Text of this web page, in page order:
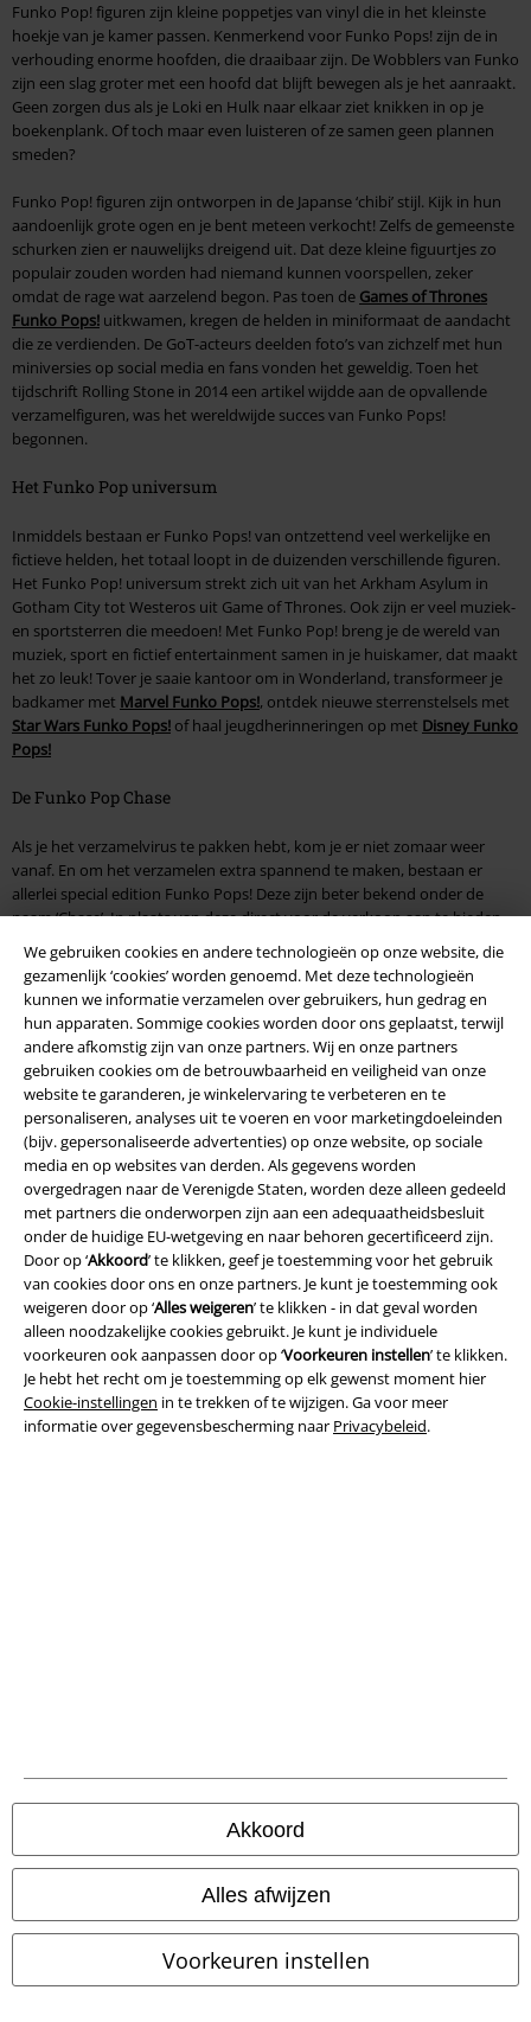
We gebruiken cookies en andere technologieën op onze website, die
gezamenlijk ‘cookies’ worden genoemd. Met deze technologieën
kunnen we informatie verzamelen over gebruikers, hun gedrag en
hun apparaten. Sommige cookies worden door ons geplaatst, terwijl
andere afkomstig zijn van onze partners. Wij en onze partners
gebruiken cookies om de betrouwbaarheid en veiligheid van onze
website te garanderen, je winkelervaring te verbeteren en te
personaliseren, analyses uit te voeren en voor marketingdoeleinden
(bijv. gepersonaliseerde advertenties) op onze website, op sociale
media en op websites van derden. Als gegevens worden
overgedragen naar de Verenigde Staten, worden deze alleen gedeeld
met partners die onderworpen zijn aan een adequaatheidsbesluit
onder de huidige EU-wetgeving en naar behoren gecertificeerd zijn.
Door op ‘Akkoord’ te klikken, geef je toestemming voor het gebruik
van cookies door ons en onze partners. Je kunt je toestemming ook
weigeren door op ‘Alles weigeren’ te klikken - in dat geval worden
alleen noodzakelijke cookies gebruikt. Je kunt je individuele
voorkeuren ook aanpassen door op ‘Voorkeuren instellen’ te klikken.
Je hebt het recht om je toestemming op elk gewenst moment hier
Cookie-instellingen in te trekken of te wijzigen. Ga voor meer
informatie over gegevensbescherming naar Privacybeleid.
Akkoord
Alles afwijzen
Voorkeuren instellen
Funko Pop! figuren zijn kleine poppetjes van vinyl die in het kleinste
hoekje van je kamer passen. Kenmerkend voor Funko Pops! zijn de in
verhouding enorme hoofden, die draaibaar zijn. De Wobblers van Funko
zijn een slag groter met een hoofd dat blijft bewegen als je het aanraakt.
Geen zorgen dus als je Loki en Hulk naar elkaar ziet knikken in op je
boekenplank. Of toch maar even luisteren of ze samen geen plannen
smeden?
Funko Pop! figuren zijn ontworpen in de Japanse ‘chibi’ stijl. Kijk in hun
aandoenlijk grote ogen en je bent meteen verkocht! Zelfs de gemeenste
schurken zien er nauwelijks dreigend uit. Dat deze kleine figuurtjes zo
populair zouden worden had niemand kunnen voorspellen, zeker
omdat de rage wat aarzelend begon. Pas toen de Games of Thrones
Funko Pops! uitkwamen, kregen de helden in miniformaat de aandacht
die ze verdienden. De GoT-acteurs deelden foto’s van zichzelf met hun
miniversies op social media en fans vonden het geweldig. Toen het
tijdschrift Rolling Stone in 2014 een artikel wijdde aan de opvallende
verzamelfiguren, was het wereldwijde succes van Funko Pops!
begonnen.
Het Funko Pop universum
Inmiddels bestaan er Funko Pops! van ontzettend veel werkelijke en
fictieve helden, het totaal loopt in de duizenden verschillende figuren.
Het Funko Pop! universum strekt zich uit van het Arkham Asylum in
Gotham City tot Westeros uit Game of Thrones. Ook zijn er veel muziek-
en sportsterren die meedoen! Met Funko Pop! breng je de wereld van
muziek, sport en fictief entertainment samen in je huiskamer, dat maakt
het zo leuk! Tover je saaie kantoor om in Wonderland, transformeer je
badkamer met Marvel Funko Pops!, ontdek nieuwe sterrenstelsels met
Star Wars Funko Pops! of haal jeugdherinneringen op met Disney Funko
Pops!
De Funko Pop Chase
Als je het verzamelvirus te pakken hebt, kom je er niet zomaar weer
vanaf. En om het verzamelen extra spannend te maken, bestaan er
allerlei special edition Funko Pops! Deze zijn beter bekend onder de
naam ‘Chase’. In plaats van deze direct voor de verkoop aan te bieden,
verstuurt Large de special editions willekeurig aan klanten die de
standaardversie van een figuur bestellen. Zo hebben de bedenkers bij
Funko de Chase namelijk bedoelt! Afhankelijk van het model is de kans 1
op 6 of 1 op 36 dat je een special edition toegestuurd krijgt. Zo wordt
verzamelen nog leuker. Net als de standaard Funko Pops! zijn de
speciale edities verpakt in een vensterdoos om ze tegen stof en krassen
te beschermen. Zo blijven ze er zo lang mogelijk als nieuw uitzien,
waardoor zeldzame edities hun verzamelwaarde behouden. Speel je er
liever mee? Laat ons je dan niet tegenhouden en haal ze lekker uit hun
doos!
De Large Funko Pop! online shop
In de Large Funko Pop! online shop vind je een enorme selectie
vinylfiguren van allerlei boeken, films, series, bands, rock- en popsterren,
sporters en games. Ontdek bijvoorbeeld de
Harry Potter Funko Pops!
Wie voelt zich nu niet veiliger met Albus Perkamentus en zijn machtige
Elder wand in de woonkamer? Als cadeau voor de Harry Potter-fan is hij
natuurlijk ook perfect. En wat is er nu beter dan je Awesome Mixtape II
draaien in het gezelschap van de helden en monsters uit de Guardians
of the Galaxy Funko Pop-collectie? Dus waar wacht je nog op? Duik in de
wereld van Funko Pop! en ontdek of we jouw grote helden ook in het
15%
korting
Meld je aan en ontvang een code voor 15%